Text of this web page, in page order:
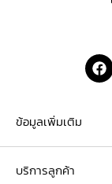
F
a
c
o
ข้อมูลเพิ่มเติม
บริการลูกค้า